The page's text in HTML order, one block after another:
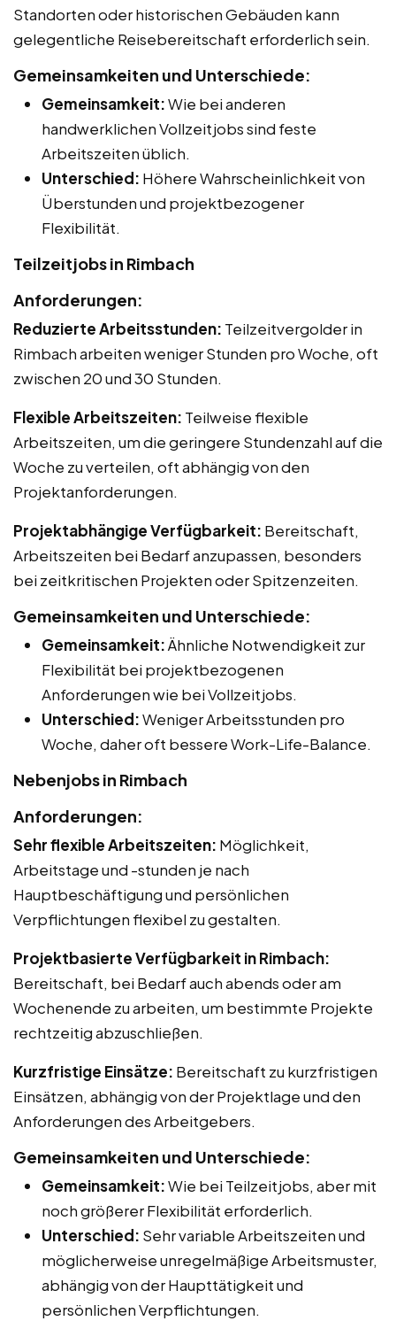
Standorten oder historischen Gebäuden kann
gelegentliche Reisebereitschaft erforderlich sein.
Gemeinsamkeiten und Unterschiede:
Gemeinsamkeit:Wie bei anderen
handwerklichen Vollzeitjobs sind feste
Arbeitszeiten üblich.
Unterschied: Höhere Wahrscheinlichkeit von
Überstunden und projektbezogener
Flexibilität.
Teilzeitjobs in Rimbach
Anforderungen:
Reduzierte Arbeitsstunden: Teilzeitvergolder in
Rimbach arbeiten weniger Stunden pro Woche, oft
zwischen 20 und 30 Stunden.
Flexible Arbeitszeiten: Teilweise flexible
Arbeitszeiten, um die geringere Stundenzahl auf die
Woche zu verteilen, oft abhängig von den
Projektanforderungen.
Projektabhängige Verfügbarkeit: Bereitschaft,
Arbeitszeiten bei Bedarf anzupassen, besonders
bei zeitkritischen Projekten oder Spitzenzeiten.
Gemeinsamkeiten und Unterschiede:
Gemeinsamkeit:Ähnliche Notwendigkeit zur
Flexibilität bei projektbezogenen
Anforderungen wie bei Vollzeitjobs.
Unterschied:Weniger Arbeitsstunden pro
Woche, daher oft bessere Work-Life-Balance.
Nebenjobs in Rimbach
Anforderungen:
Sehr flexible Arbeitszeiten: Möglichkeit,
Arbeitstage und -stunden je nach
Hauptbeschäftigung und persönlichen
Verpflichtungen flexibel zu gestalten.
Projektbasierte Verfügbarkeit in Rimbach:
Bereitschaft, bei Bedarf auch abends oder am
Wochenende zu arbeiten, um bestimmte Projekte
rechtzeitig abzuschließen.
Kurzfristige Einsätze: Bereitschaft zu kurzfristigen
Einsätzen, abhängig von der Projektlage und den
Anforderungen des Arbeitgebers.
Gemeinsamkeiten und Unterschiede:
Gemeinsamkeit:Wie bei Teilzeitjobs, aber mit
noch größerer Flexibilität erforderlich.
Unterschied: Sehr variable Arbeitszeiten und
möglicherweise unregelmäßige Arbeitsmuster,
abhängig von der Haupttätigkeit und
persönlichen Verpflichtungen.